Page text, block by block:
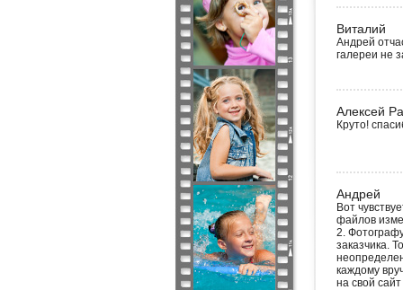
Виталий
Андрей
галереи не
Алексей
Круто!
Андрей
Вот
файлов
2.
заказчика.
каждому
на свой